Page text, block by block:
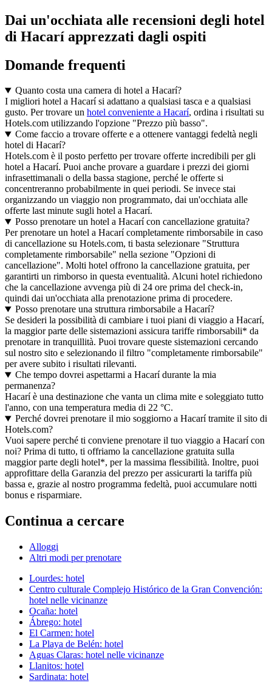
Dai un'occhiata alle recensioni degli hotel
di Hacarí apprezzati dagli ospiti
Domande frequenti
Quanto costa una camera di hotel a Hacarí?
I migliori hotel a Hacarí si adattano a qualsiasi tasca e a qualsiasi
gusto. Per trovare un hotel conveniente a Hacarí, ordina i risultati su
Hotels.com utilizzando l'opzione "Prezzo più basso".
Come faccio a trovare offerte e a ottenere vantaggi fedeltà negli
hotel di Hacarí?
Hotels.com è il posto perfetto per trovare offerte incredibili per gli
hotel a Hacarí. Puoi anche provare a guardare i prezzi dei giorni
infrasettimanali o della bassa stagione, perché le offerte si
concentreranno probabilmente in quei periodi. Se invece stai
organizzando un viaggio non programmato, dai un'occhiata alle
offerte last minute sugli hotel a Hacarí.
Posso prenotare un hotel a Hacarí con cancellazione gratuita?
Per prenotare un hotel a Hacarí completamente rimborsabile in caso
di cancellazione su Hotels.com, ti basta selezionare "Struttura
completamente rimborsabile" nella sezione "Opzioni di
cancellazione". Molti hotel offrono la cancellazione gratuita, per
garantirti un rimborso in questa eventualità. Alcuni hotel richiedono
che la cancellazione avvenga più di 24 ore prima del check-in,
quindi dai un'occhiata alla prenotazione prima di procedere.
Posso prenotare una struttura rimborsabile a Hacarí?
Se desideri la possibilità di cambiare i tuoi piani di viaggio a Hacarí,
la maggior parte delle sistemazioni assicura tariffe rimborsabili* da
prenotare in tranquillità. Puoi trovare queste sistemazioni cercando
sul nostro sito e selezionando il filtro "completamente rimborsabile"
per avere subito i risultati rilevanti.
Che tempo dovrei aspettarmi a Hacarí durante la mia
permanenza?
Hacarí è una destinazione che vanta un clima mite e soleggiato tutto
l'anno, con una temperatura media di 22 °C.
Perché dovrei prenotare il mio soggiorno a Hacarí tramite il sito di
Hotels.com?
Vuoi sapere perché ti conviene prenotare il tuo viaggio a Hacarí con
noi? Prima di tutto, ti offriamo la cancellazione gratuita sulla
maggior parte degli hotel*, per la massima flessibilità. Inoltre, puoi
approfittare della Garanzia del prezzo per assicurarti la tariffa più
bassa e, grazie al nostro programma fedeltà, puoi accumulare notti
bonus e risparmiare.
Continua a cercare
Alloggi
Altri modi per prenotare
Lourdes: hotel
Centro culturale Complejo Histórico de la Gran Convención:
hotel nelle vicinanze
Ocaña: hotel
Ábrego: hotel
El Carmen: hotel
La Playa de Belén: hotel
Aguas Claras: hotel nelle vicinanze
Llanitos: hotel
Sardinata: hotel